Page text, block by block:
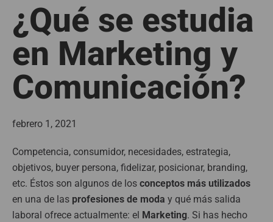
¿Qué se estudia
en Marketing y
Comunicación?
febrero 1, 2021
Competencia, consumidor, necesidades, estrategia,
objetivos, buyer persona, fidelizar, posicionar, branding,
etc. Éstos son algunos de los conceptos más utilizados
en una de las profesiones de moda y qué más salida
laboral ofrece actualmente: el Marketing. Si has hecho